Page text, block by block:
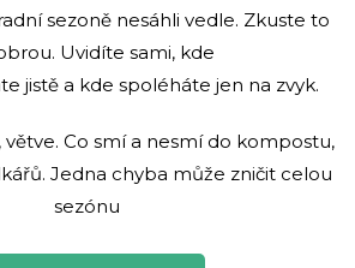
sezoně nesáhli vedle. Zkuste to
Uvidíte sami, kde
jistě a kde spoléháte jen na zvyk.
větve. Co smí a nesmí do kompostu,
Jedna chyba může zničit celou
sezónu